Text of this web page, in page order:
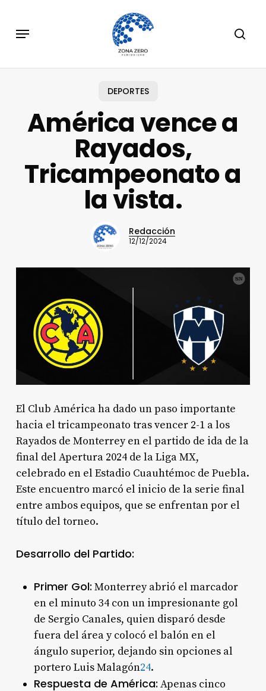
main
Menu
DEPORTES
América vence a
Rayados,
Tricampeonato a
la vista.
Redacción
12/12/2024
El Club América ha dado un paso importante
hacia el tricampeonato tras vencer 2-1 a los
Rayados de Monterrey en el partido de ida de la
final del Apertura 2024 de la Liga MX,
celebrado en el Estadio Cuauhtémoc de Puebla.
Este encuentro marcó el inicio de la serie final
entre ambos equipos, que se enfrentan por el
título del torneo.
Desarrollo del Partido:
Primer Gol: Monterrey abrió el marcador
en el minuto 34 con un impresionante gol
de Sergio Canales, quien disparó desde
fuera del área y colocó el balón en el
ángulo superior, dejando sin opciones al
portero Luis Malagón24.
Respuesta de América: Apenas cinco